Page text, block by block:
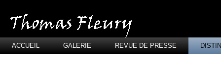
ACCUEIL GALERIE REVUE DE PRESSE